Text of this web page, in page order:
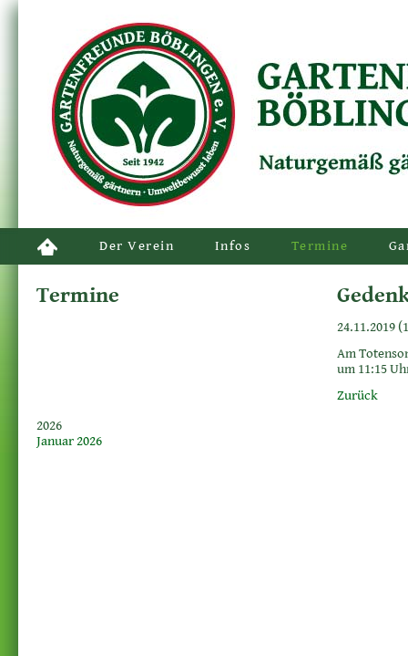
Der Verein Infos Termine
Termine
24.11.2019
Am
um 11:15
Zurück
2026
Januar 2026